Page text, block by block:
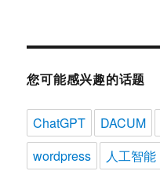
您可能感兴趣的话题
ChatGPT DACUM
wordpress
人工智能